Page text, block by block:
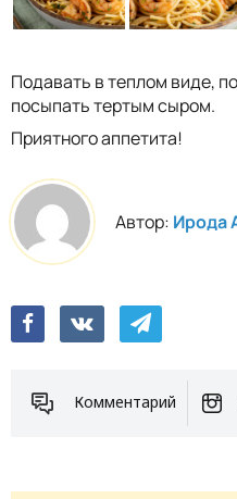
Подавать в теплом виде,
посыпать тертым сыром.
Приятного аппетита!
Автор: Ирода
Комментарий